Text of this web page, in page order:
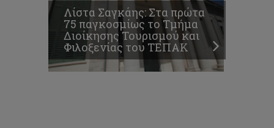
Λίστα Σαγκάης: Στα πρώτα
75 παγκοσμίως το Τμήμα
Διοίκησης Τουρισμού και
Φιλοξενίας του ΤΕΠΑΚ